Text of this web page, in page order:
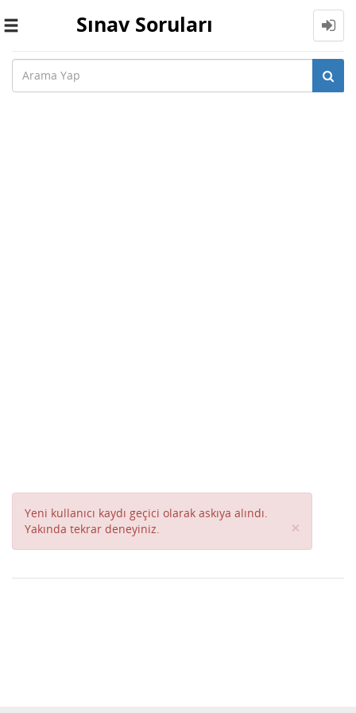
Toggle
Sınav Soruları
Yeni kullanıcı kaydı geçici olarak askıya alındı.
Yakında tekrar deneyiniz.
×